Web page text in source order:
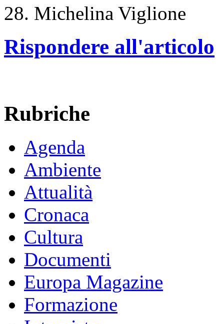
28. Michelina Viglione
Rispondere all'articolo
Rubriche
Agenda
Ambiente
Attualità
Cronaca
Cultura
Documenti
Europa Magazine
Formazione